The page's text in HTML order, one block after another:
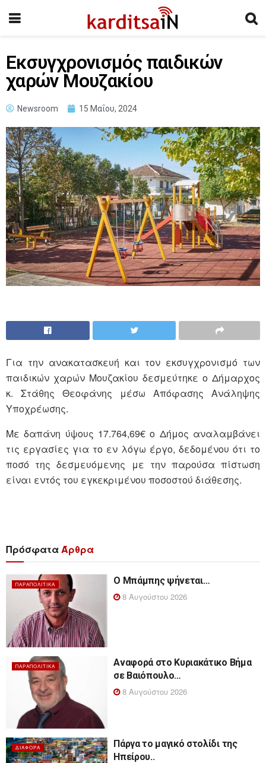
Εκσυγχρονισμός παιδικών
χαρών Μουζακίου
Newsroom 15 Μαΐου, 2024
Για την ανακατασκευή και τον εκσυγχρονισμό των
παιδικών χαρών Μουζακίου δεσμεύτηκε ο Δήμαρχος
κ. Στάθης Θεοφάνης μέσω Απόφασης Ανάληψης
Υποχρέωσης.
Με δαπάνη ύψους 17.764,69€ ο Δήμος αναλαμβάνει
τις εργασίες για το εν λόγω έργο, δεδομένου ότι το
ποσό της δεσμευόμενης με την παρούσα πίστωση
είναι εντός του εγκεκριμένου ποσοστού διάθεσης.
ΠρόσφαταΆρθρα
ΠΑΡΑΠΟΛΙΤΙΚΆ
Ο Μπάμπης ψήνεται…
8 Αυγούστου 2026
ΠΑΡΑΠΟΛΙΤΙΚΆ
Αναφορά στο Κυριακάτικο Βήμα
σε Βαιόπουλο…
8 Αυγούστου 2026
ΔΙΆΦΟΡΑ
Πάργα το μαγικό στολίδι της
Ηπείρου..